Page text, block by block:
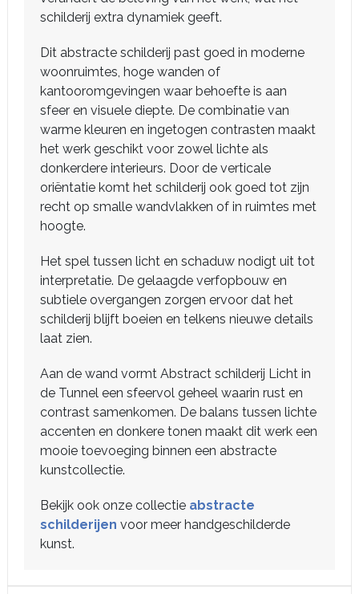
schilderij extra dynamiek geeft.
Dit abstracte schilderij past goed in moderne
woonruimtes, hoge wanden of
kantooromgevingen waar behoefte is aan
sfeer en visuele diepte. De combinatie van
warme kleuren en ingetogen contrasten maakt
het werk geschikt voor zowel lichte als
donkerdere interieurs. Door de verticale
oriëntatie komt het schilderij ook goed tot zijn
recht op smalle wandvlakken of in ruimtes met
hoogte.
Het spel tussen licht en schaduw nodigt uit tot
interpretatie. De gelaagde verfopbouw en
subtiele overgangen zorgen ervoor dat het
schilderij blijft boeien en telkens nieuwe details
laat zien.
Aan de wand vormt Abstract schilderij Licht in
de Tunnel een sfeervol geheel waarin rust en
contrast samenkomen. De balans tussen lichte
accenten en donkere tonen maakt dit werk een
mooie toevoeging binnen een abstracte
kunstcollectie.
Bekijk ook onze collectie abstracte
schilderijen voor meer handgeschilderde
kunst.